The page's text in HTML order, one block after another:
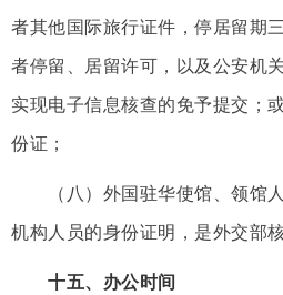
者其他国际旅行证件，停居留期
者停留、居留许可，以及公安机
实现电子信息核查的免予提交；
份证；
（八）外国驻华使馆、领馆人
机构人员的身份证明，是外交部
十五、办公时间